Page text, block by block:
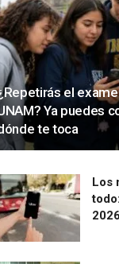
el
Ya puedes
te toca
Los